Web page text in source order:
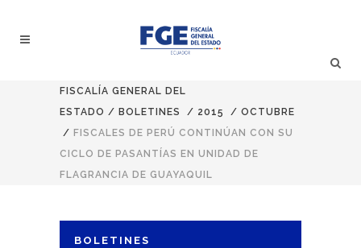
FISCALÍA GENERAL DEL
ESTADO / BOLETINES / 2015 / OCTUBRE
/ FISCALES DE PERÚ CONTINÚAN CON SU
CICLO DE PASANTÍAS EN UNIDAD DE
FLAGRANCIA DE GUAYAQUIL
BOLETINES